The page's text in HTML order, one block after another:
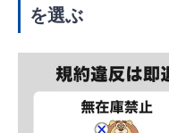
を選ぶ